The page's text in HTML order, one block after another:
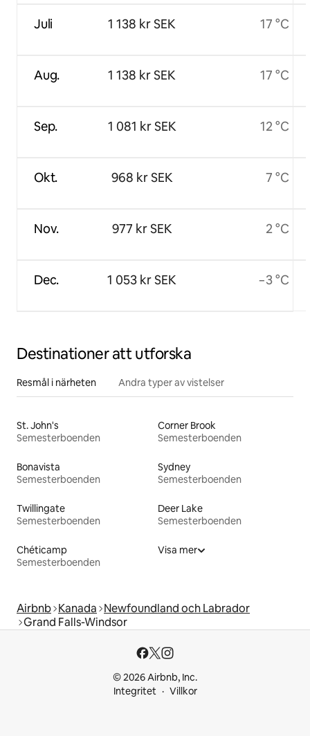
Juli
Aug.
Sep.
Okt.
Nov.
Dec.
1 138 kr SEK
1 138 kr SEK
1 081 kr SEK
968 kr SEK
977 kr SEK
1 053 kr SEK
17 °C
17 °C
12 °C
7 °C
2 °C
−3 °C
Destinationer att utforska
Resmål i närheten Andra typer av vistelser
St. John's
Semesterboenden
Corner Brook
Semesterboenden
Bonavista
Semesterboenden
Sydney
Semesterboenden
Twillingate
Semesterboenden
Deer Lake
Semesterboenden
Chéticamp
Semesterboenden
Visa mer
Airbnb Kanada Newfoundland och Labrador
Grand Falls-Windsor
© 2026 Airbnb, Inc.
Integritet
Villkor